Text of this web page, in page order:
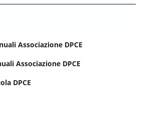
Associazione DPCE
Associazione DPCE
DPCE